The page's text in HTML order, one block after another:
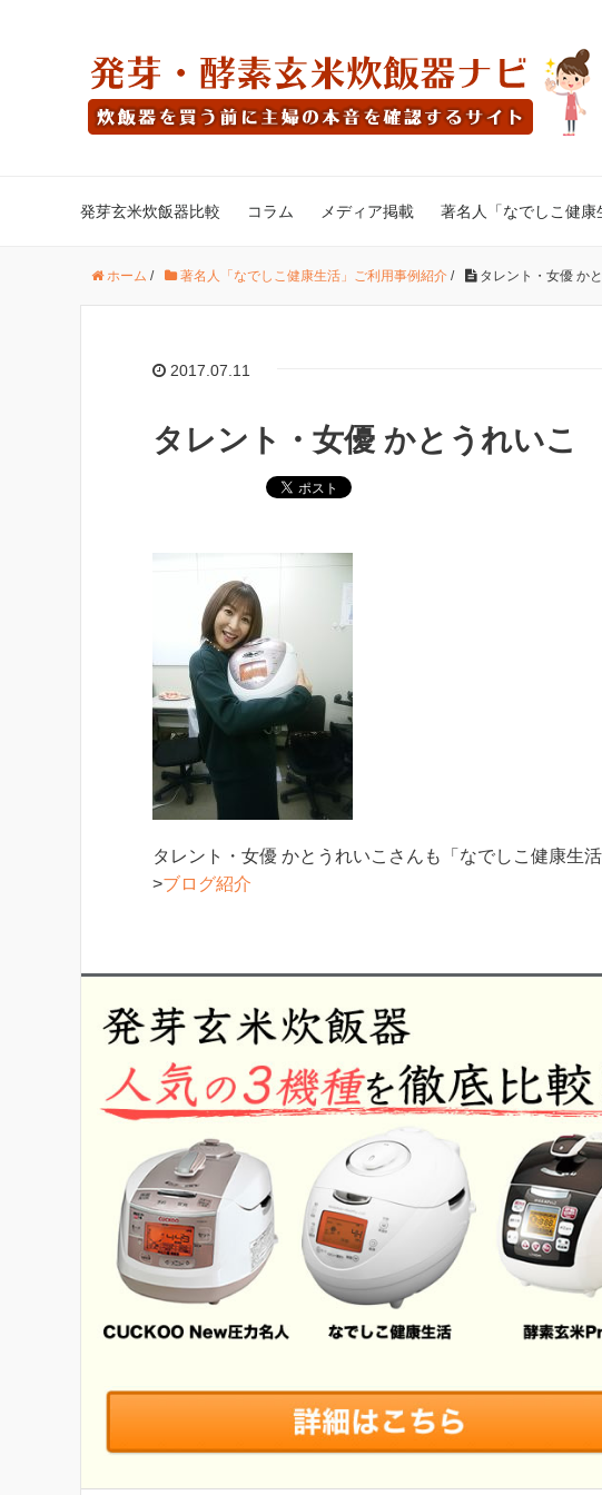
発芽玄米炊飯器比較 コラム メディア掲載 著名人「なでしこ健
ホーム / 著名人「なでしこ健康生活」ご利用事例紹介 / タレント・女優 か
2017.07.11
タレント・女優 かとうれいこ
タレント・女優 かとうれいこさんも「なでしこ健康生
>ブログ紹介